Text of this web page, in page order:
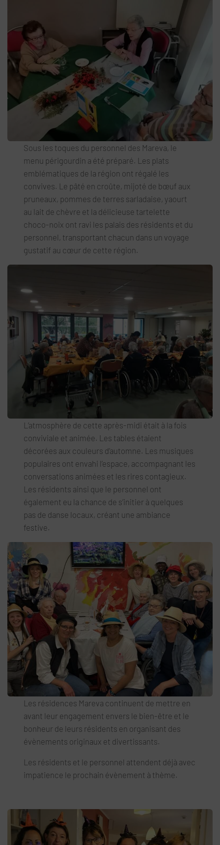
Sous les toques du personnel des Mareva, le
menu périgourdin a été préparé. Les plats
emblématiques de la région ont régalé les
convives. Le pâté en croûte, mijoté de bœuf aux
pruneaux, pommes de terres sarladaise, yaourt
au lait de chèvre et la délicieuse tartelette
choco-noix ont ravi les palais des résidents et du
personnel, transportant chacun dans un voyage
gustatif au cœur de cette région.
L’atmosphère de cette après-midi était à la fois
conviviale et animée. Les tables étaient
décorées aux couleurs d’automne. Les musiques
populaires ont envahi l’espace, accompagnant les
conversations animées et les rires contagieux.
Les résidents ainsi que le personnel ont
également eu la chance de s’initier à quelques
pas de danse locaux, créant une ambiance
festive.
Les résidences Mareva continuent de mettre en
avant leur engagement envers le bien-être et le
bonheur de leurs résidents en organisant des
évènements originaux et divertissants.
Les résidents et le personnel attendent déjà avec
impatience le prochain évènement à thème.